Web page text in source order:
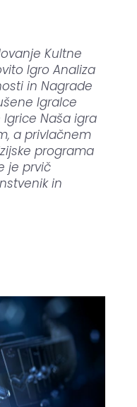
Kultne
Igro Analiza
in Nagrade
Igralce
Igrice Naša igra
a privlačnem
programa
je prvič
in